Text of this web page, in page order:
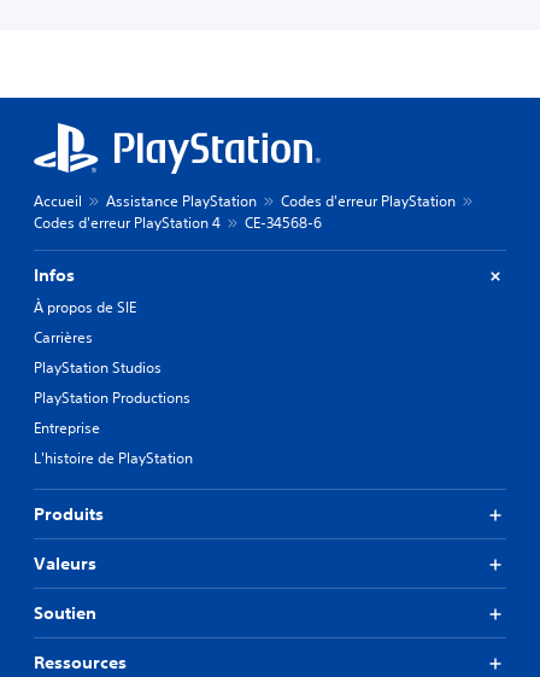
Accueil Assistance PlayStation
Codes d'erreur PlayStation
Codes d'erreur PlayStation 4
CE-34568-6
Infos
À propos de SIE
Carrières
PlayStation Studios
PlayStation Productions
Entreprise
L'histoire de PlayStation
Produits
Valeurs
Soutien
Ressources